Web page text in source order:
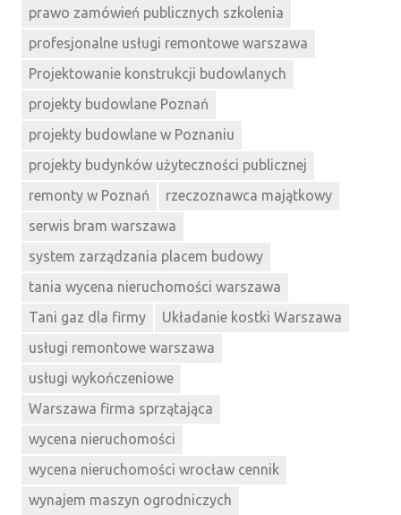
prawo zamówień publicznych szkolenia
profesjonalne usługi remontowe warszawa
Projektowanie konstrukcji budowlanych
projekty budowlane Poznań
projekty budowlane w Poznaniu
projekty budynków użyteczności publicznej
remonty w Poznań
rzeczoznawca majątkowy
serwis bram warszawa
system zarządzania placem budowy
tania wycena nieruchomości warszawa
Tani gaz dla firmy
Układanie kostki Warszawa
usługi remontowe warszawa
usługi wykończeniowe
Warszawa firma sprzątająca
wycena nieruchomości
wycena nieruchomości wrocław cennik
wynajem maszyn ogrodniczych